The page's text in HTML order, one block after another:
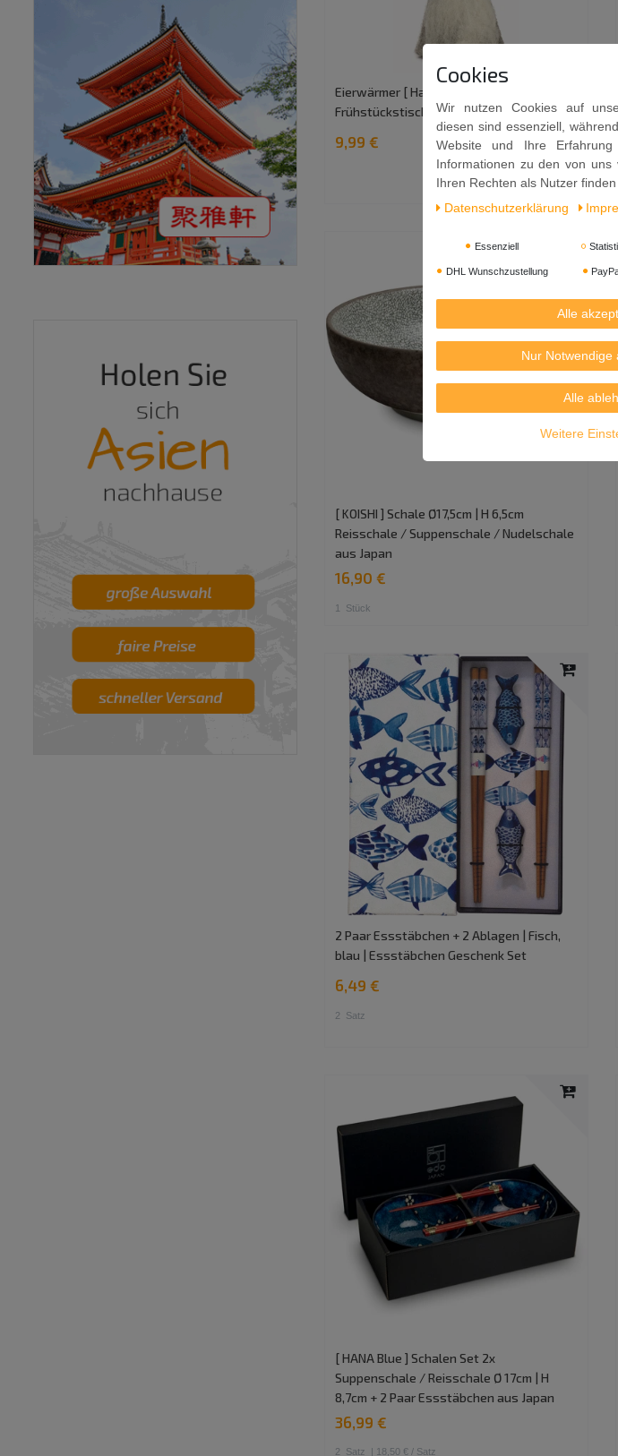
Eierwärmer [ Hase ] für den fröhlichen
Frühstückstisch - 17cm
9,99 €
[ KOISHI ] Schale Ø17,5cm | H 6,5cm
Reisschale / Suppenschale / Nudelschale
aus Japan
16,90 €
1 Stück
2 Paar Essstäbchen + 2 Ablagen | Fisch,
blau | Essstäbchen Geschenk Set
6,49 €
2 Satz
[ HANA Blue ] Schalen Set 2x
Suppenschale / Reisschale Ø 17cm | H
8,7cm + 2 Paar Essstäbchen aus Japan
36,99 €
2 Satz | 18,50 € / Satz
Cookies
Wir nutzen Cookies auf
diesen sind essenziell,
Website und Ihre
Informationen zu den von uns
Ihren Rechten als Nutzer
Daten­schutz­erklärung
Essenziell
DHL Wunschzustellung
Alle
Nur Notwendige
Alle
Weitere